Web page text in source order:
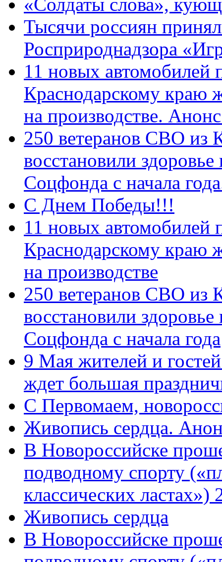
Тысячи россиян
Росприроднадзора
11 новых автомобилей
Краснодарскому краю
на производстве.
250 ветеранов СВО из
восстановили
Соцфонда с начала
С Днем Победы!!!
11 новых автомобилей
Краснодарскому краю
на производстве
250 ветеранов СВО из
восстановили
Соцфонда с начала года
9 Мая жителей и
ждет большая
C Первомаем,
Живопись сердца.
В Новороссийске
подводному спорту
классических
Живопись сердца
В Новороссийске